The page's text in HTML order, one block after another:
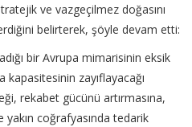
ve vazgeçilmez doğasını
belirterek, şöyle devam etti:
bir Avrupa mimarisinin eksik
kapasitesinin zayıflayacağı
rekabet gücünü artırmasına,
yakın coğrafyasında tedarik